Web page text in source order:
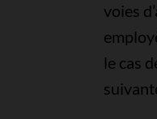
voies
le cas